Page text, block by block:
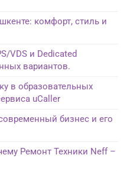
комфорт, стиль и
VDS и Dedicated
вариантов.
в образовательных
uCaller
бизнес и его
Ремонт Техники Neff –